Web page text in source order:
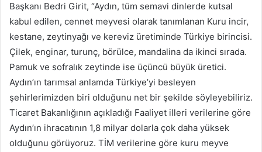
Başkanı Bedri Girit, “Aydın, tüm semavi dinlerde kutsal
kabul edilen, cennet meyvesi olarak tanımlanan Kuru incir,
kestane, zeytinyağı ve kereviz üretiminde Türkiye birincisi.
Çilek, enginar, turunç, börülce, mandalina da ikinci sırada.
Pamuk ve sofralık zeytinde ise üçüncü büyük üretici.
Aydın’ın tarımsal anlamda Türkiye’yi besleyen
şehirlerimizden biri olduğunu net bir şekilde söyleyebiliriz.
Ticaret Bakanlığının açıkladığı Faaliyet illeri verilerine göre
Aydın’ın ihracatının 1,8 milyar dolarla çok daha yüksek
olduğunu görüyoruz. TİM verilerine göre kuru meyve